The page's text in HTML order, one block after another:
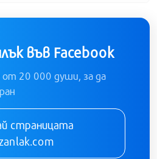
във Facebook
от 20 000 души, за да
страницата